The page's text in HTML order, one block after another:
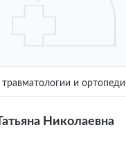
травматологии и
Николаевна